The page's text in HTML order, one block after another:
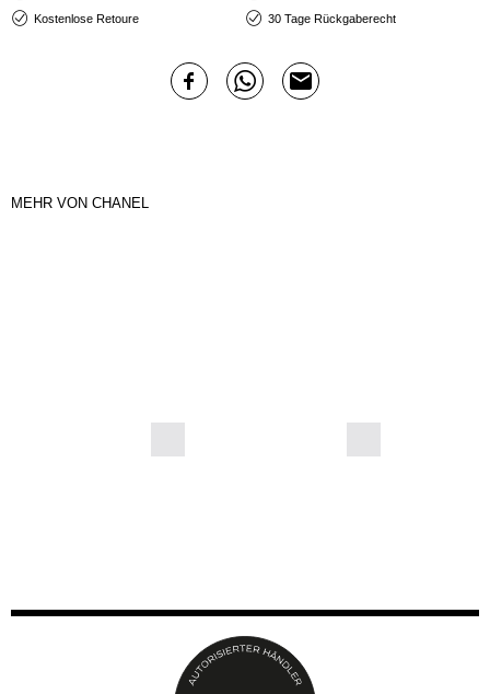
Kostenlose Retoure
30 Tage Rückgaberecht
MEHR VON CHANEL